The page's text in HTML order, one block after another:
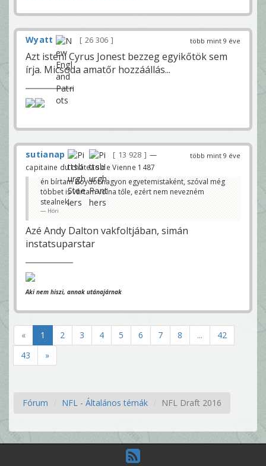
több mint 9 éve
Wyatt 26 306
Azt isteni Cyrus Jonest bezzeg egyikőtök sem
írja. Micsoda amatőr hozzáállás...
több mint 9 éve
sutianap 13 928
—
capitaine du château de Vienne 1487
én bírtam Boydot nagyon egyetemistaként, szóval még
többet is vártam volna tőle, ezért nem nevezném
stealnek.
Höri
Azé Andy Dalton vakfoltjában, simán
instatsuparstar
Aki nem hiszi, annak utánajárnak
« 1 2 3 4 5 6 7 8 ...
42
43
»
Fórum NFL - Általános témák NFL Draft 2016